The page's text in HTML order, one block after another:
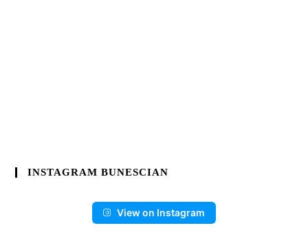
INSTAGRAM BUNESCIAN
View on Instagram